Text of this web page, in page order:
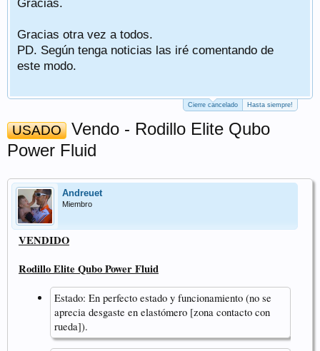
Gracias.
Gracias otra vez a todos.
PD. Según tenga noticias las iré comentando de
este modo.
Cierre cancelado Hasta siempre!
USADO
Vendo - Rodillo Elite Qubo
Power Fluid
Andreuet
Miembro
VENDIDO
Rodillo Elite Qubo Power Fluid
Estado: En perfecto estado y funcionamiento (no se
aprecia desgaste en elastómero [zona contacto con
rueda]).